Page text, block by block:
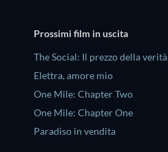
Prossimi film in uscita
The Social: Il prezzo della verità
Elettra, amore mio
One Mile: Chapter Two
One Mile: Chapter One
Paradiso in vendita